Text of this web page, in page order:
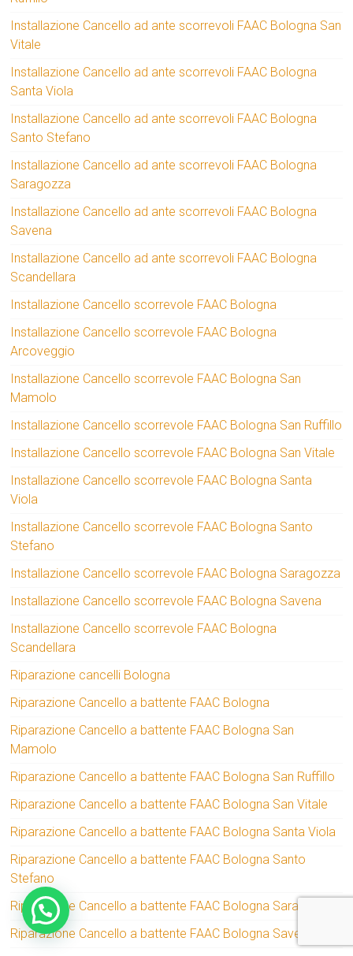
Installazione Cancello ad ante scorrevoli FAAC Bologna San
Vitale
Installazione Cancello ad ante scorrevoli FAAC Bologna
Santa Viola
Installazione Cancello ad ante scorrevoli FAAC Bologna
Santo Stefano
Installazione Cancello ad ante scorrevoli FAAC Bologna
Saragozza
Installazione Cancello ad ante scorrevoli FAAC Bologna
Savena
Installazione Cancello ad ante scorrevoli FAAC Bologna
Scandellara
Installazione Cancello scorrevole FAAC Bologna
Installazione Cancello scorrevole FAAC Bologna
Arcoveggio
Installazione Cancello scorrevole FAAC Bologna San
Mamolo
Installazione Cancello scorrevole FAAC Bologna San Ruffillo
Installazione Cancello scorrevole FAAC Bologna San Vitale
Installazione Cancello scorrevole FAAC Bologna Santa
Viola
Installazione Cancello scorrevole FAAC Bologna Santo
Stefano
Installazione Cancello scorrevole FAAC Bologna Saragozza
Installazione Cancello scorrevole FAAC Bologna Savena
Installazione Cancello scorrevole FAAC Bologna
Scandellara
Riparazione cancelli Bologna
Riparazione Cancello a battente FAAC Bologna
Riparazione Cancello a battente FAAC Bologna San
Mamolo
Riparazione Cancello a battente FAAC Bologna San Ruffillo
Riparazione Cancello a battente FAAC Bologna San Vitale
Riparazione Cancello a battente FAAC Bologna Santa Viola
Riparazione Cancello a battente FAAC Bologna Santo
Stefano
Riparazione Cancello a battente FAAC Bologna Saragozza
Riparazione Cancello a battente FAAC Bologna Savena